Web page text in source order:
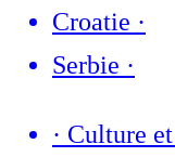
Croatie ·
Serbie ·
· Culture